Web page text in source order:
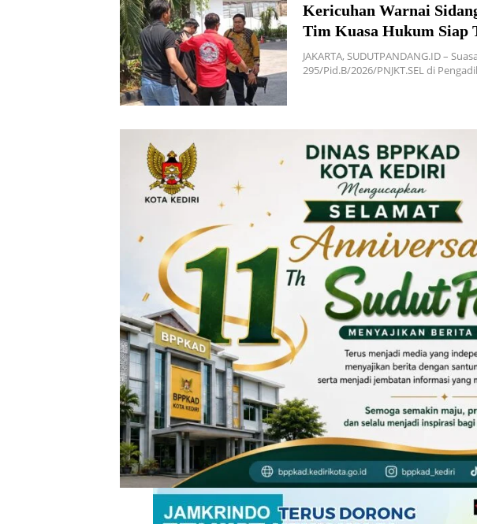
Kericuhan Warnai
Tim Kuasa Hukum Siap
JAKARTA, SUDUTPANDANG.ID –
295/Pid.B/2026/PNJKT.SEL di